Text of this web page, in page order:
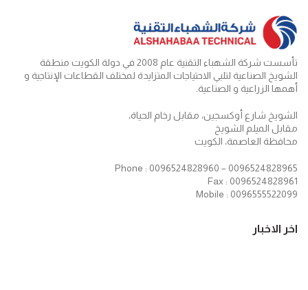
تأسست شركة الشهباء التقنية عام 2008 في دولة الكويت منطقة
الشويخ الصناعية لتلبي الاحتياجات المتزايدة لمختلف القطاعات الإنتاجية و
أهمها الزراعية و الصناعية.
الشويخ شارع أوكسجين، مقابل رخام الحياة،
مقابل الميلم الشويخ
محافظة العاصمة، الكويت
Phone : 0096524828960 – 0096524828965
Fax : 0096524828961
Mobile : 0096555522099
اخر الاخبار